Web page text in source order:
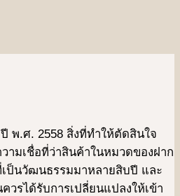
พ.ศ. 2558 สิ่งที่ทำให้ตัดสินใจ
ามเชื่อที่ว่าสินค้าในหมวดของฝาก
เป็นวัฒนธรรมมาหลายสิบปี และ
วรได้รับการเปลี่ยนแปลงให้เข้า